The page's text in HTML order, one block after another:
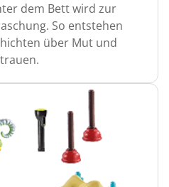
dem Bett wird zur
So entstehen
über Mut und